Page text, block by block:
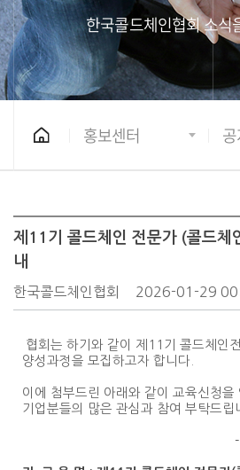
한국콜드체인협회 소식
홍보센터
제11기 콜드체인 전문가 (콜드체
내
한국콜드체인협회 2026-01-29
협회는 하기와 같이 제11기 콜드체인
양성과정을 모집하고자 합니다.
이에 첨부드린 아래와 같이 교육신청을
기업분들의 많은 관심과 참여 부탁드립